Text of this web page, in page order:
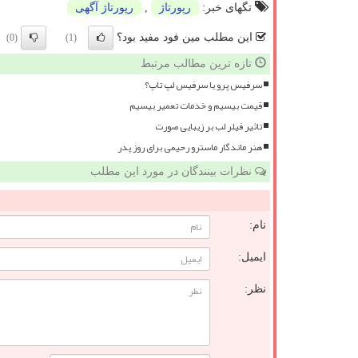
تگهای خبر: رپورتاژ رپورتاژ آگهی
این مطلب مین فود مفید بود؟ (1)
(0)
تازه ترین مطالب مرتبط
سرفیس پرو یا سرفیس لپ تاپ؟
قیمت بیسیم و خدمات تعمیر بیسیم
تاثیر فیلر لب بر زیبایی صورت
هنر ماندگار ماسترو رحیمی برای روز پدر
نظرات بینندگان در مورد این مطلب
نام:
ایمیل:
نظر: